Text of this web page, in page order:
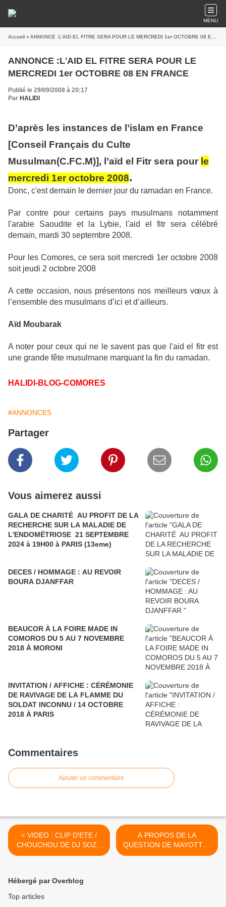
MENU
Accueil » ANNONCE :L'AID EL FITRE SERA POUR LE MERCREDI 1er OCTOBRE 08 EN FRANCE
ANNONCE :L'AID EL FITRE SERA POUR LE
MERCREDI 1er OCTOBRE 08 EN FRANCE
Publié le 29/09/2008 à 20:17
Par HALIDI
D’après les instances de l’islam en France
[Conseil Français du Culte
Musulman(C.FC.M)], l’aïd el Fitr sera pour le
mercredi 1er octobre 2008.
Donc, c'est demain le dernier jour du ramadan en France.
Par contre pour certains pays musulmans notamment
l'arabie Saoudite et la Lybie, l'aid el fitr sera célébré
demain, mardi 30 septembre 2008.
Pour les Comores, ce sera soit mercredi 1er octobre 2008
soit jeudi 2 octobre 2008
A cette occasion, nous présentons nos meilleurs vœux à
l’ensemble des musulmans d’ici et d’ailleurs.
Aïd Moubarak
A noter pour ceux qui ne le savent pas que l'aid el fitr est
une grande fête musulmane marquant la fin du ramadan.
HALIDI-BLOG-COMORES
#ANNONCES
Partager
Vous aimerez aussi
GALA DE CHARITÉ AU PROFIT DE LA
RECHERCHE SUR LA MALADIE DE
L'ENDOMÉTRIOSE 21 SEPTEMBRE
2024 à 19H00 à PARIS (13eme)
DECES / HOMMAGE : AU REVOIR
BOURA DJANFFAR
BEAUCOR À LA FOIRE MADE IN
COMOROS DU 5 AU 7 NOVEMBRE
2018 À MORONI
INVITATION / AFFICHE : CÉRÉMONIE
DE RAVIVAGE DE LA FLAMME DU
SOLDAT INCONNU / 14 OCTOBRE
2018 À PARIS
Commentaires
Ajouter un commentaire
< VIDEO : CLIP D'ETE /
CHOUCHOU DE DJ SOZE
ET ROUBOUANTI
A PROPOS DE LA
QUESTION DE MAYOTTE :
CE QUE PENSE YVES
Hébergé par Overblog
Top articles